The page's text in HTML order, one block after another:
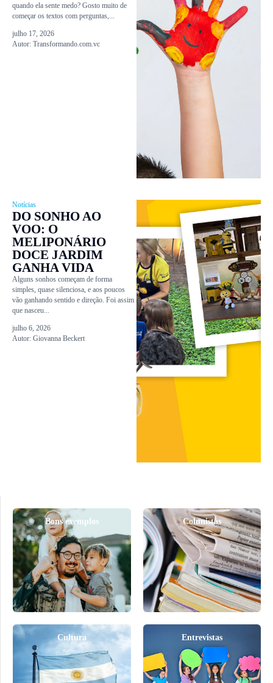
quando ela sente medo? Gosto muito de
começar os textos com perguntas,...
julho 17, 2026
Autor: Transformando.com.vc
Notícias
DO SONHO AO
VOO: O
MELIPONÁRIO
DOCE JARDIM
GANHA VIDA
Alguns sonhos começam de forma
simples, quase silenciosa, e aos poucos
vão ganhando sentido e direção. Foi assim
que nasceu...
julho 6, 2026
Autor: Giovanna Beckert
Bons exemplos Colunistas
Cultura Entrevistas